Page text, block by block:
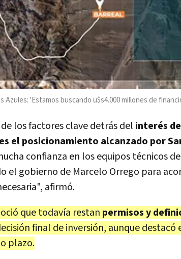
Azules: 'Estamos buscando u$s4.000 millones de
los factores clave detrás del interés
el posicionamiento alcanzado por
confianza en los equipos técnicos
el gobierno de Marcelo Orrego para
, afirmó.
que todavía restan permisos y
final de inversión, aunque
plazo.